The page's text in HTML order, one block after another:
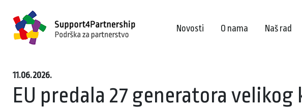
Novosti O nama Naš rad
11.06.2026.
EU predala 27 generatora